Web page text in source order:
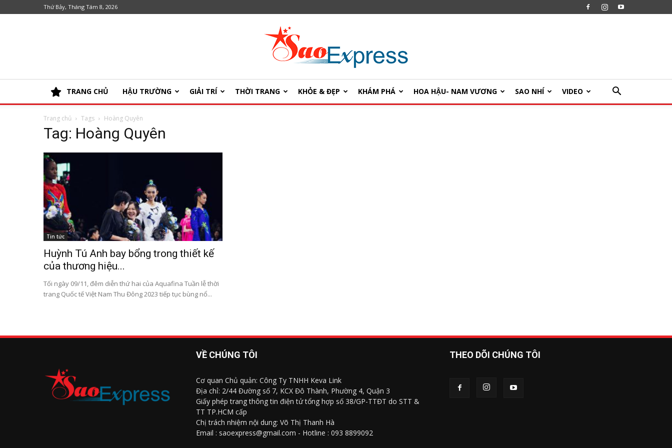
Thứ Bảy, Tháng Tám 8, 2026
SaoExpress
TRANG CHỦ HẬU TRƯỜNG GIẢI TRÍ THỜI TRANG KHỎE & ĐẸP KHÁM PHÁ HOA HẬU- NAM VƯƠNG SAO NHÍ VIDEO
Trang chủ Tags Hoàng Quyên
Tag: Hoàng Quyên
Tin tức
Huỳnh Tú Anh bay bổng trong thiết kế
của thương hiệu...
Tối ngày 09/11, đêm diễn thứ hai của Aquafina Tuần lễ thời
trang Quốc tế Việt Nam Thu Đông 2023 tiếp tục bùng nổ...
VỀ CHÚNG TÔI
Cơ quan Chủ quản: Công Ty TNHH Keva Link
Địa chỉ: 2/44 Đường số 7, KCX Đô Thành, Phường 4, Quận 3
Giấy phép trang thông tin điện tử tổng hợp số 38/GP-TTĐT do STT &
TT TP.HCM cấp
Chị trách nhiệm nội dung: Võ Thị Thanh Hà
Email : saoexpress@gmail.com - Hotline : 093 8899092
THEO DÕI CHÚNG TÔI